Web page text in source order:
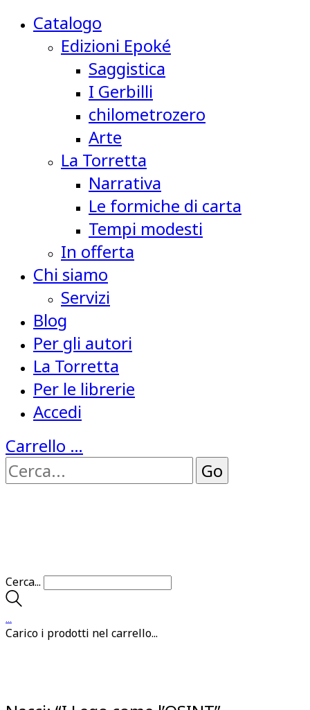
Catalogo
Edizioni Epoké
Saggistica
I Gerbilli
chilometrozero
Arte
La Torretta
Narrativa
Le formiche di carta
Tempi modesti
In offerta
Chi siamo
Servizi
Blog
Per gli autori
La Torretta
Per le librerie
Accedi
Carrello …
Cerca...
…
Carico i prodotti nel carrello...